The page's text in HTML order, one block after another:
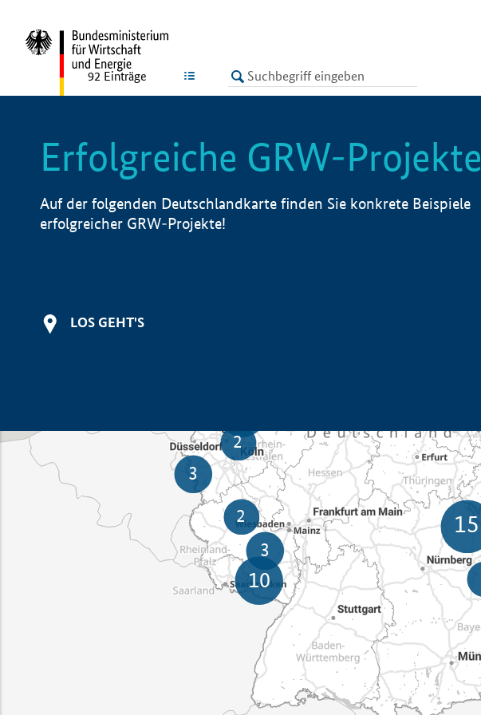
LISTE
92 Einträge
Erfolgreiche GRW-Projekte
Auf der folgenden Deutschlandkarte finden Sie konkrete Beispiele
erfolgreicher GRW-Projekte!
LOS GEHT'S